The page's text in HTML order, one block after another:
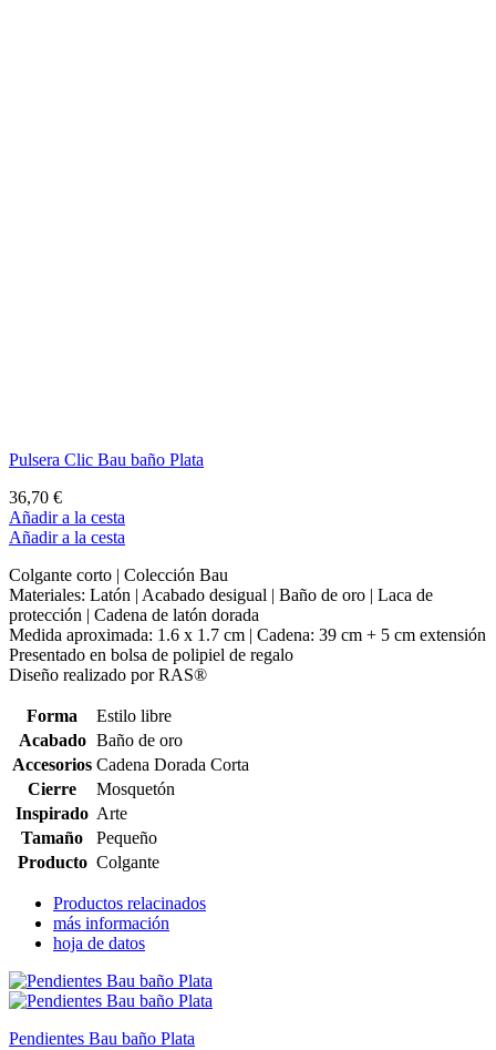
Añadir a la cesta
Añadir a la cesta
Pendientes Bau baño Plata
45,90 €
Añadir a la cesta
Añadir a la cesta
Pendientes Bau baño Oro
47,90 €
Añadir a la cesta
Añadir a la cesta
Pendientes Bau baño Plata
45,90 €
Añadir a la cesta
Añadir a la cesta
Pendientes Bau baño Oro